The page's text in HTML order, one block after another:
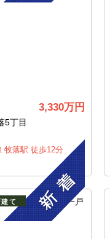
3,330万円
5丁目
牧落駅 徒歩12分
て